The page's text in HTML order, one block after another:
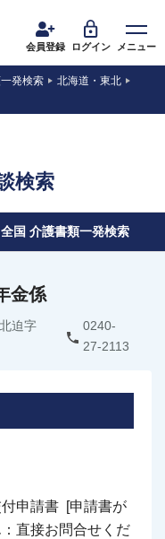
会員登録 ログイン メニュー
発検索
北海道・東北
検索
全国 介護書類一発検索
金係
迫字
0240-
27-2113
申請書 [申請書が
直接お問合せくだ